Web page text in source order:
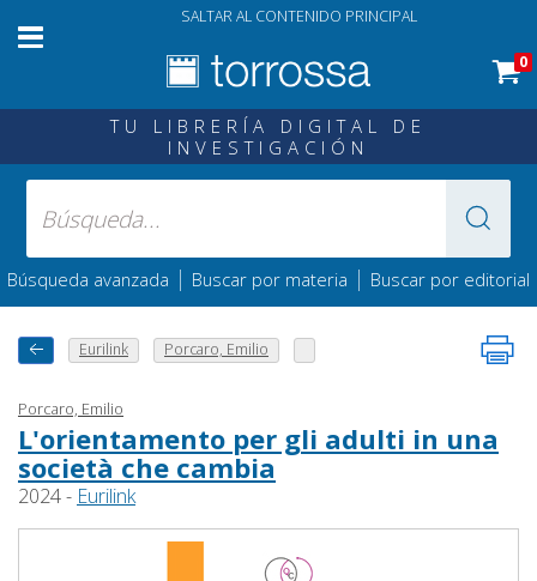
SALTAR AL CONTENIDO PRINCIPAL
0
TU LIBRERÍA DIGITAL DE
INVESTIGACIÓN
Búsqueda avanzada | Buscar por materia | Buscar por editorial
Eurilink Porcaro, Emilio
Porcaro, Emilio
L'orientamento per gli adulti in una
società che cambia
2024 - Eurilink